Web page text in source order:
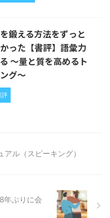
鍛える方法をずっと
った【書評】語彙力
〜量と質を高めるト
グ〜
評
ル（スピーキング）
年ぶりに会